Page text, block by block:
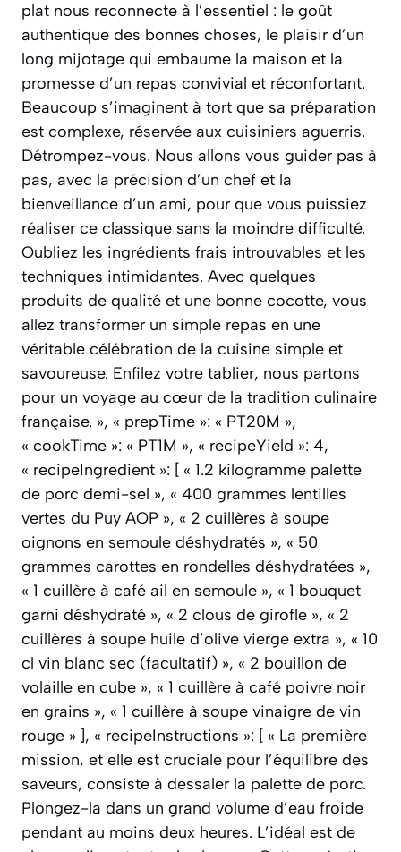
plat nous reconnecte à l’essentiel : le goût
authentique des bonnes choses, le plaisir d’un
long mijotage qui embaume la maison et la
promesse d’un repas convivial et réconfortant.
Beaucoup s’imaginent à tort que sa préparation
est complexe, réservée aux cuisiniers aguerris.
Détrompez-vous. Nous allons vous guider pas à
pas, avec la précision d’un chef et la
bienveillance d’un ami, pour que vous puissiez
réaliser ce classique sans la moindre difficulté.
Oubliez les ingrédients frais introuvables et les
techniques intimidantes. Avec quelques
produits de qualité et une bonne cocotte, vous
allez transformer un simple repas en une
véritable célébration de la cuisine simple et
savoureuse. Enfilez votre tablier, nous partons
pour un voyage au cœur de la tradition culinaire
française. », « prepTime »: « PT20M »,
« cookTime »: « PT1M », « recipeYield »: 4,
« recipeIngredient »: [ « 1.2 kilogramme palette
de porc demi-sel », « 400 grammes lentilles
vertes du Puy AOP », « 2 cuillères à soupe
oignons en semoule déshydratés », « 50
grammes carottes en rondelles déshydratées »,
« 1 cuillère à café ail en semoule », « 1 bouquet
garni déshydraté », « 2 clous de girofle », « 2
cuillères à soupe huile d’olive vierge extra », « 10
cl vin blanc sec (facultatif) », « 2 bouillon de
volaille en cube », « 1 cuillère à café poivre noir
en grains », « 1 cuillère à soupe vinaigre de vin
rouge » ], « recipeInstructions »: [ « La première
mission, et elle est cruciale pour l’équilibre des
saveurs, consiste à dessaler la palette de porc.
Plongez-la dans un grand volume d’eau froide
pendant au moins deux heures. L’idéal est de